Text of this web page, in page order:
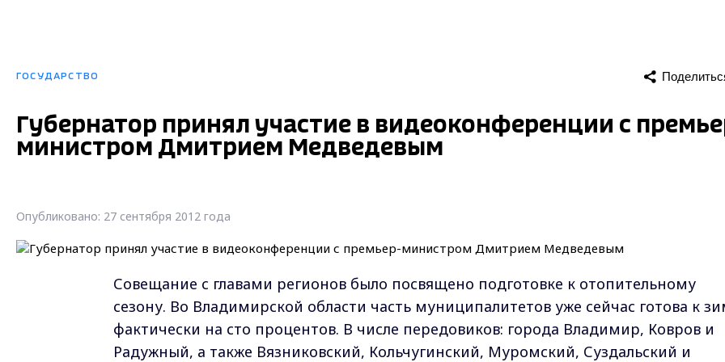
ГОСУДАРСТВО
Губернатор принял участие в видеоконференции с
министром Дмитрием Медведевым
Опубликовано: 27 сентября 2012 года
Совещание с главами регионов было посвящено подготовке к отопительному
сезону. Во Владимирской области часть муниципалитетов уже сейчас готова к
фактически на сто процентов. В числе передовиков: города Владимир, Ковров и
Радужный, а также Вязниковский, Кольчугинский, Муромский, Суздальский и